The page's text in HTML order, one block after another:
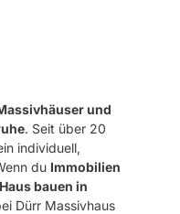
und
. Seit über 20
individuell,
du Immobilien
Haus bauen in
Dürr Massivhaus